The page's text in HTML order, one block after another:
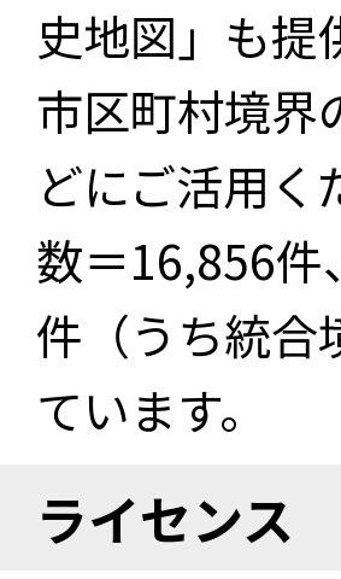
史地図」も提
市区町村境界
どにご活用
数＝16,856
件（うち統合
ています。
ライセンス